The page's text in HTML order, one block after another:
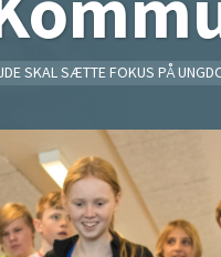
SKAL SÆTTE FOKUS PÅ